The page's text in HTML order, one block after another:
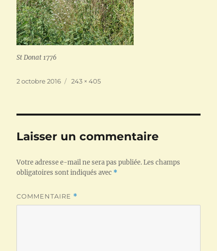
St Donat 1776
Publié
2 octobre 2016
Taille
243 × 405
Laisser un commentaire
Votre adresse e-mail ne sera pas publiée. Les champs
obligatoires sont indiqués avec *
COMMENTAIRE *